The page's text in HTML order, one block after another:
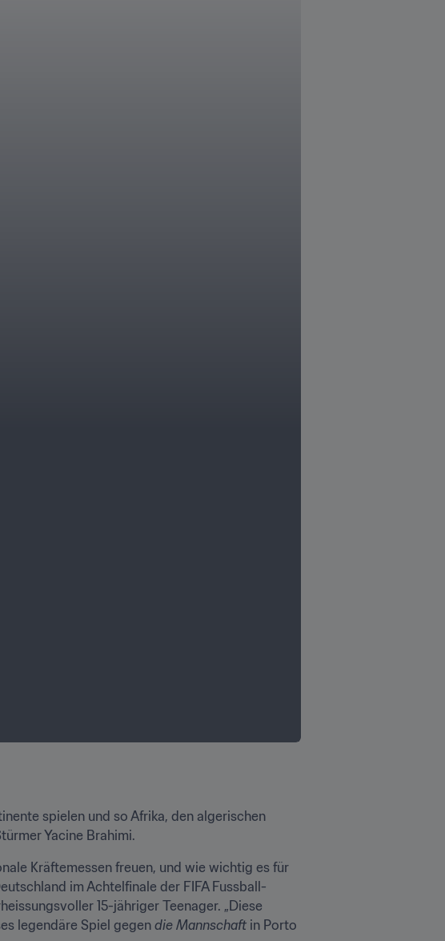
spielen und so Afrika, den algerischen
Yacine Brahimi.
Kräftemessen freuen, und wie wichtig es für
im Achtelfinale der FIFA Fussball-
15-jähriger Teenager. „Diese
legendäre Spiel gegen die Mannschaft in Porto